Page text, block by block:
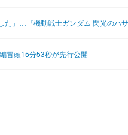
音楽
ペット
その他
」…『機動戦士ガンダム 閃光のハサ
冒頭15分53秒が先行公開